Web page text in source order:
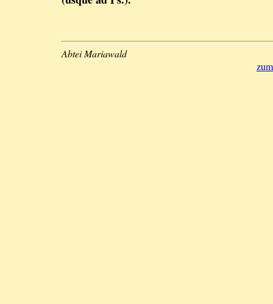
Abtei Mariawald